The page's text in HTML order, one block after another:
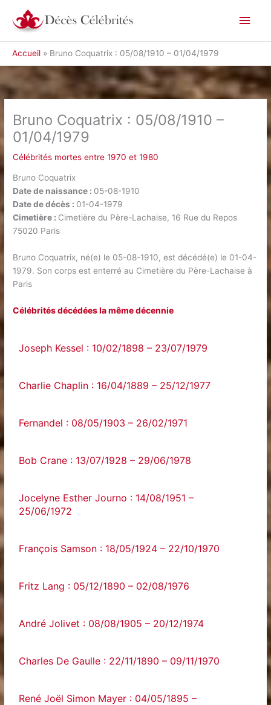
contenu
Accueil Bruno Coquatrix : 05/08/1910 – 01/04/1979
Bruno Coquatrix : 05/08/1910 –
01/04/1979
Célébrités mortes entre 1970 et 1980
Bruno Coquatrix
Date de naissance : 05-08-1910
Date de décès : 01-04-1979
Cimetière : Cimetière du Père-Lachaise, 16 Rue du Repos
75020 Paris
Bruno Coquatrix, né(e) le 05-08-1910, est décédé(e) le 01-04-
1979. Son corps est enterré au Cimetière du Père-Lachaise à
Paris
Célébrités décédées la même décennie
Joseph Kessel : 10/02/1898 – 23/07/1979
Charlie Chaplin : 16/04/1889 – 25/12/1977
Fernandel : 08/05/1903 – 26/02/1971
Bob Crane : 13/07/1928 – 29/06/1978
Jocelyne Esther Journo : 14/08/1951 –
25/06/1972
François Samson : 18/05/1924 – 22/10/1970
Fritz Lang : 05/12/1890 – 02/08/1976
André Jolivet : 08/08/1905 – 20/12/1974
Charles De Gaulle : 22/11/1890 – 09/11/1970
René Joël Simon Mayer : 04/05/1895 –